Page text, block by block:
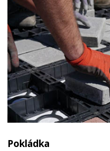
Pokládka